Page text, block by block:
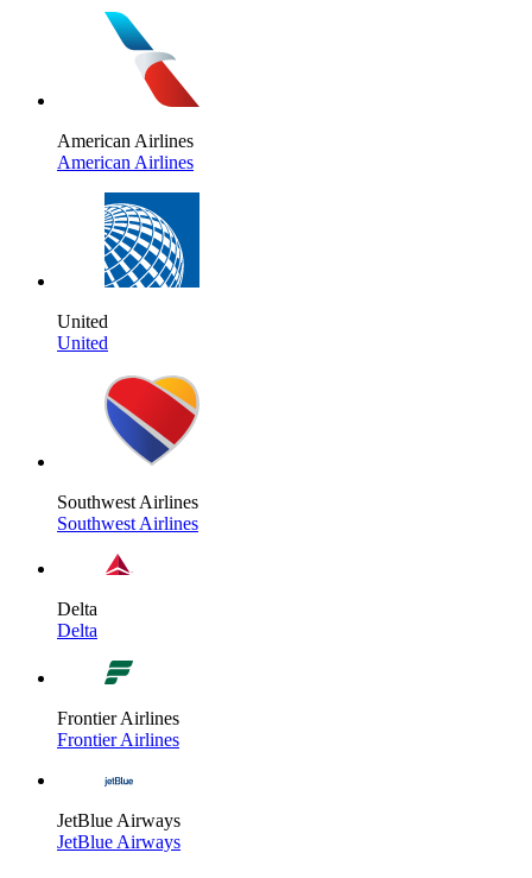
American Airlines
American Airlines
United
United
Southwest Airlines
Southwest Airlines
Delta
Delta
Frontier Airlines
Frontier Airlines
JetBlue Airways
JetBlue Airways